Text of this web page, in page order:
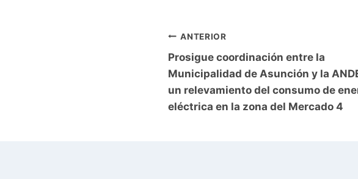
Navegación
de
entradas
ANTERIOR
Prosigue coordinación entre la
Municipalidad de Asunción y la
un relevamiento del consumo de
eléctrica en la zona del Mercado 4